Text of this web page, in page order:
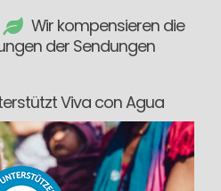
Wir kompensieren die
der Sendungen
Viva con Agua